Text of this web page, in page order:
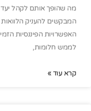
מה שהופך אותם לקהל יעד
המבקשים להעניק
האפשרויות הפיננסיות
לממש חלומות,
קרא עוד »